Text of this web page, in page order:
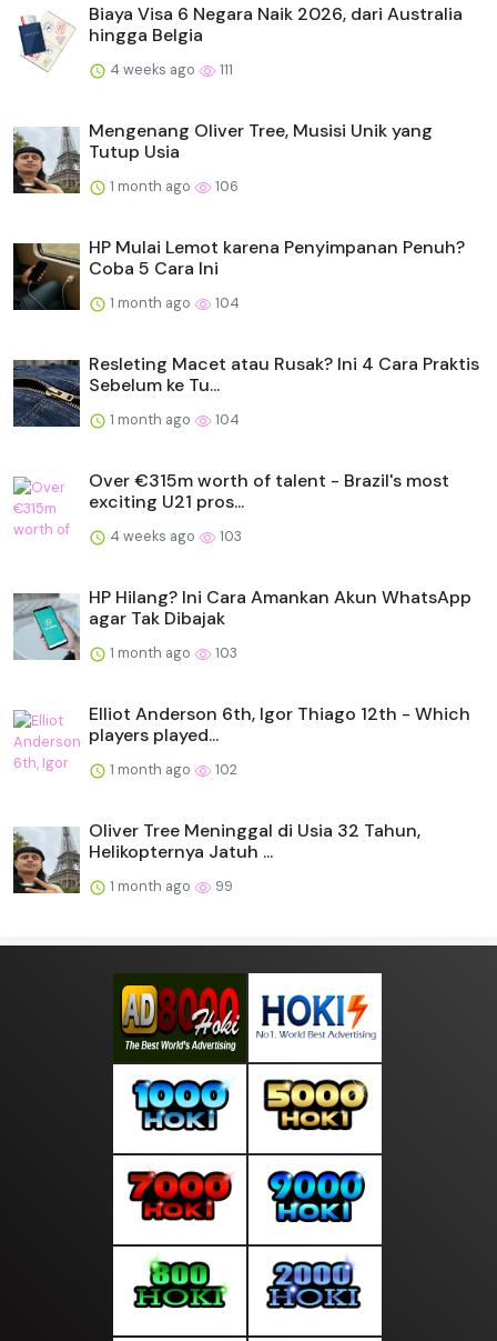
Biaya Visa 6 Negara Naik 2026, dari Australia
hingga Belgia
4 weeks ago 111
Mengenang Oliver Tree, Musisi Unik yang
Tutup Usia
1 month ago 106
HP Mulai Lemot karena Penyimpanan Penuh?
Coba 5 Cara Ini
1 month ago 104
Resleting Macet atau Rusak? Ini 4 Cara Praktis
Sebelum ke Tu...
1 month ago 104
Over €315m worth of talent - Brazil's most
exciting U21 pros...
4 weeks ago 103
HP Hilang? Ini Cara Amankan Akun WhatsApp
agar Tak Dibajak
1 month ago 103
Elliot Anderson 6th, Igor Thiago 12th - Which
players played...
1 month ago 102
Oliver Tree Meninggal di Usia 32 Tahun,
Helikopternya Jatuh ...
1 month ago 99